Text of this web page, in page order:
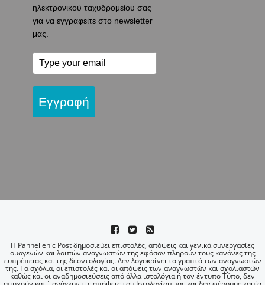
ηλεκτρονικού ταχυδρομείου σας
για να εγγραφείτε στο newsletter
μας.
Εγγραφή
Η Panhellenic Post δημοσιεύει επιστολές, απόψεις και γενικά συνεργασίες
ομογενών και λοιπών αναγνωστών της εφόσον πληρούν τους κανόνες της
ευπρέπειας και της δεοντολογίας. Δεν λογοκρίνει τα γραπτά των αναγνωστών
της. Τα σχόλια, οι επιστολές και οι απόψεις των αναγνωστών και σχολιαστών
καθώς και οι αναδημοσιεύσεις από άλλα ιστολόγια ή τον έντυπο Τύπο, δεν